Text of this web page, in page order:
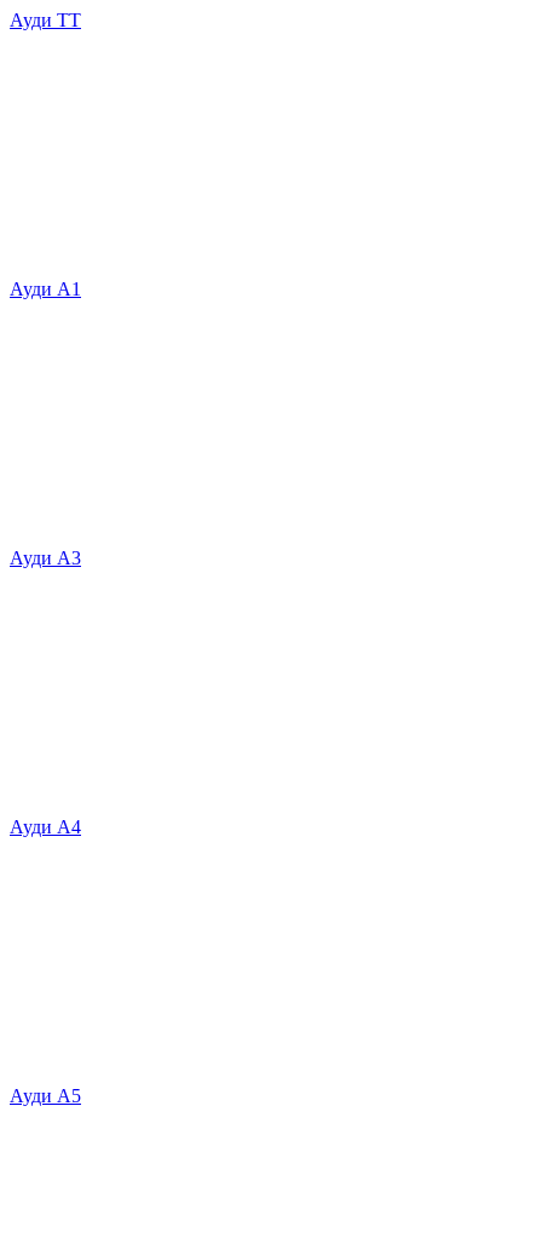
Ауди ТТ
Ауди А1
Ауди А3
Ауди А4
Ауди А5